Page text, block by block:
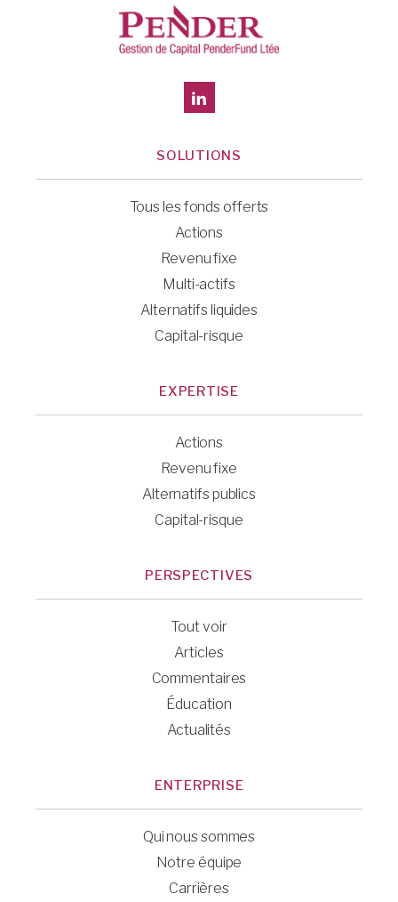
SOLUTIONS
Tous les fonds offerts
Actions
Revenu fixe
Multi-actifs
Alternatifs liquides
Capital-risque
EXPERTISE
Actions
Revenu fixe
Alternatifs publics
Capital-risque
PERSPECTIVES
Tout voir
Articles
Commentaires
Éducation
Actualités
ENTERPRISE
Qui nous sommes
Notre équipe
Carrières